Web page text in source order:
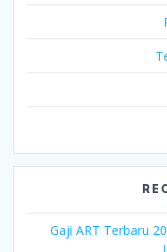
Gaji ART Terbaru